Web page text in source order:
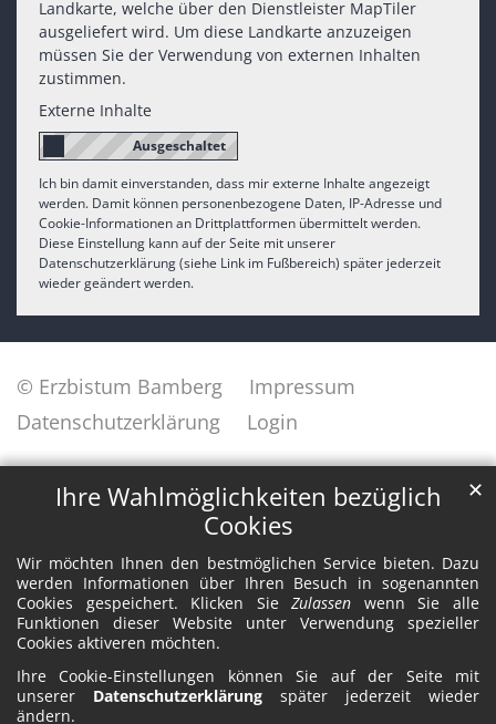
Ihre Wahlmöglichkeiten bezüglich
Cookies
Wir möchten Ihnen den bestmöglichen Service bieten. Dazu
werden Informationen über Ihren Besuch in sogenannten
Cookies gespeichert. Klicken SieZulassen wenn Sie alle
Funktionen dieser Website unter Verwendung spezieller
Cookies aktiveren möchten.
Ihre Cookie-Einstellungen können Sie auf der Seite mit
unserer Datenschutzerklärung später jederzeit wieder
ändern.
✕
Landkarte, welche über den Dienstleister MapTiler
ausgeliefert wird. Um diese Landkarte anzuzeigen
müssen Sie der Verwendung von externen Inhalten
zustimmen.
Externe Inhalte
Ich bin damit einverstanden, dass mir externe Inhalte angezeigt
werden. Damit können personenbezogene Daten, IP-Adresse und
Cookie-Informationen an Drittplattformen übermittelt werden.
Diese Einstellung kann auf der Seite mit unserer
Datenschutzerklärung (siehe Link im Fußbereich) später jederzeit
wieder geändert werden.
© Erzbistum Bamberg
Impressum
Datenschutzerklärung
Login